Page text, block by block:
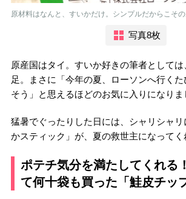
原材料はなんと、すいかだけ。シンプルだからこそ
写真8枚
原産国はタイ。すいか好きの筆者として
足。まさに「今年の夏、ローソンへ行く
そう」と思えるほどのお気に入りになりま
猛暑でぐったりした日には、シャリシャ
かスティック」が、夏の救世主になってく
ポテチ気分を満たしてくれる
て何十袋も買った「鮭皮チッ